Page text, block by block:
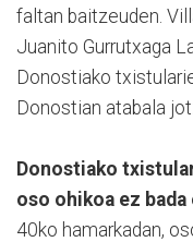
faltan baitzeuden.
Juanito Gurrutxaga
Donostiako
Donostian atabala
Donostiako
oso ohikoa ez
40ko hamarkadan,